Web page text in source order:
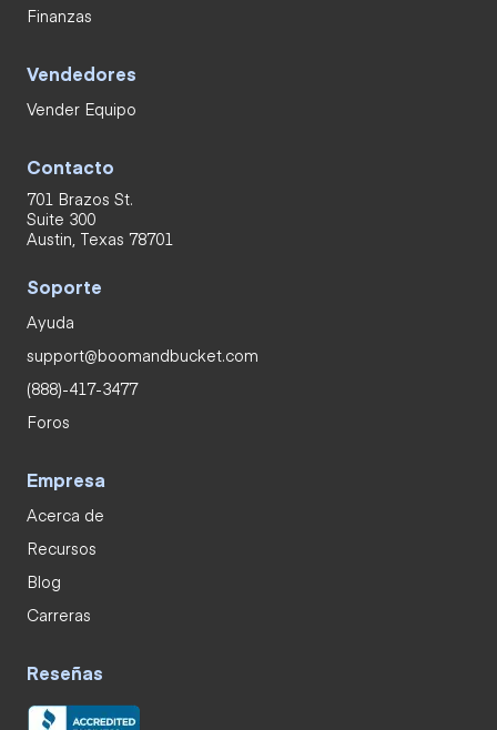
Finanzas
Vendedores
Vender Equipo
Contacto
701 Brazos St.
Suite 300
Austin, Texas 78701
Soporte
Ayuda
support@boomandbucket.com
(888)-417-3477
Foros
Empresa
Acerca de
Recursos
Blog
Carreras
Reseñas